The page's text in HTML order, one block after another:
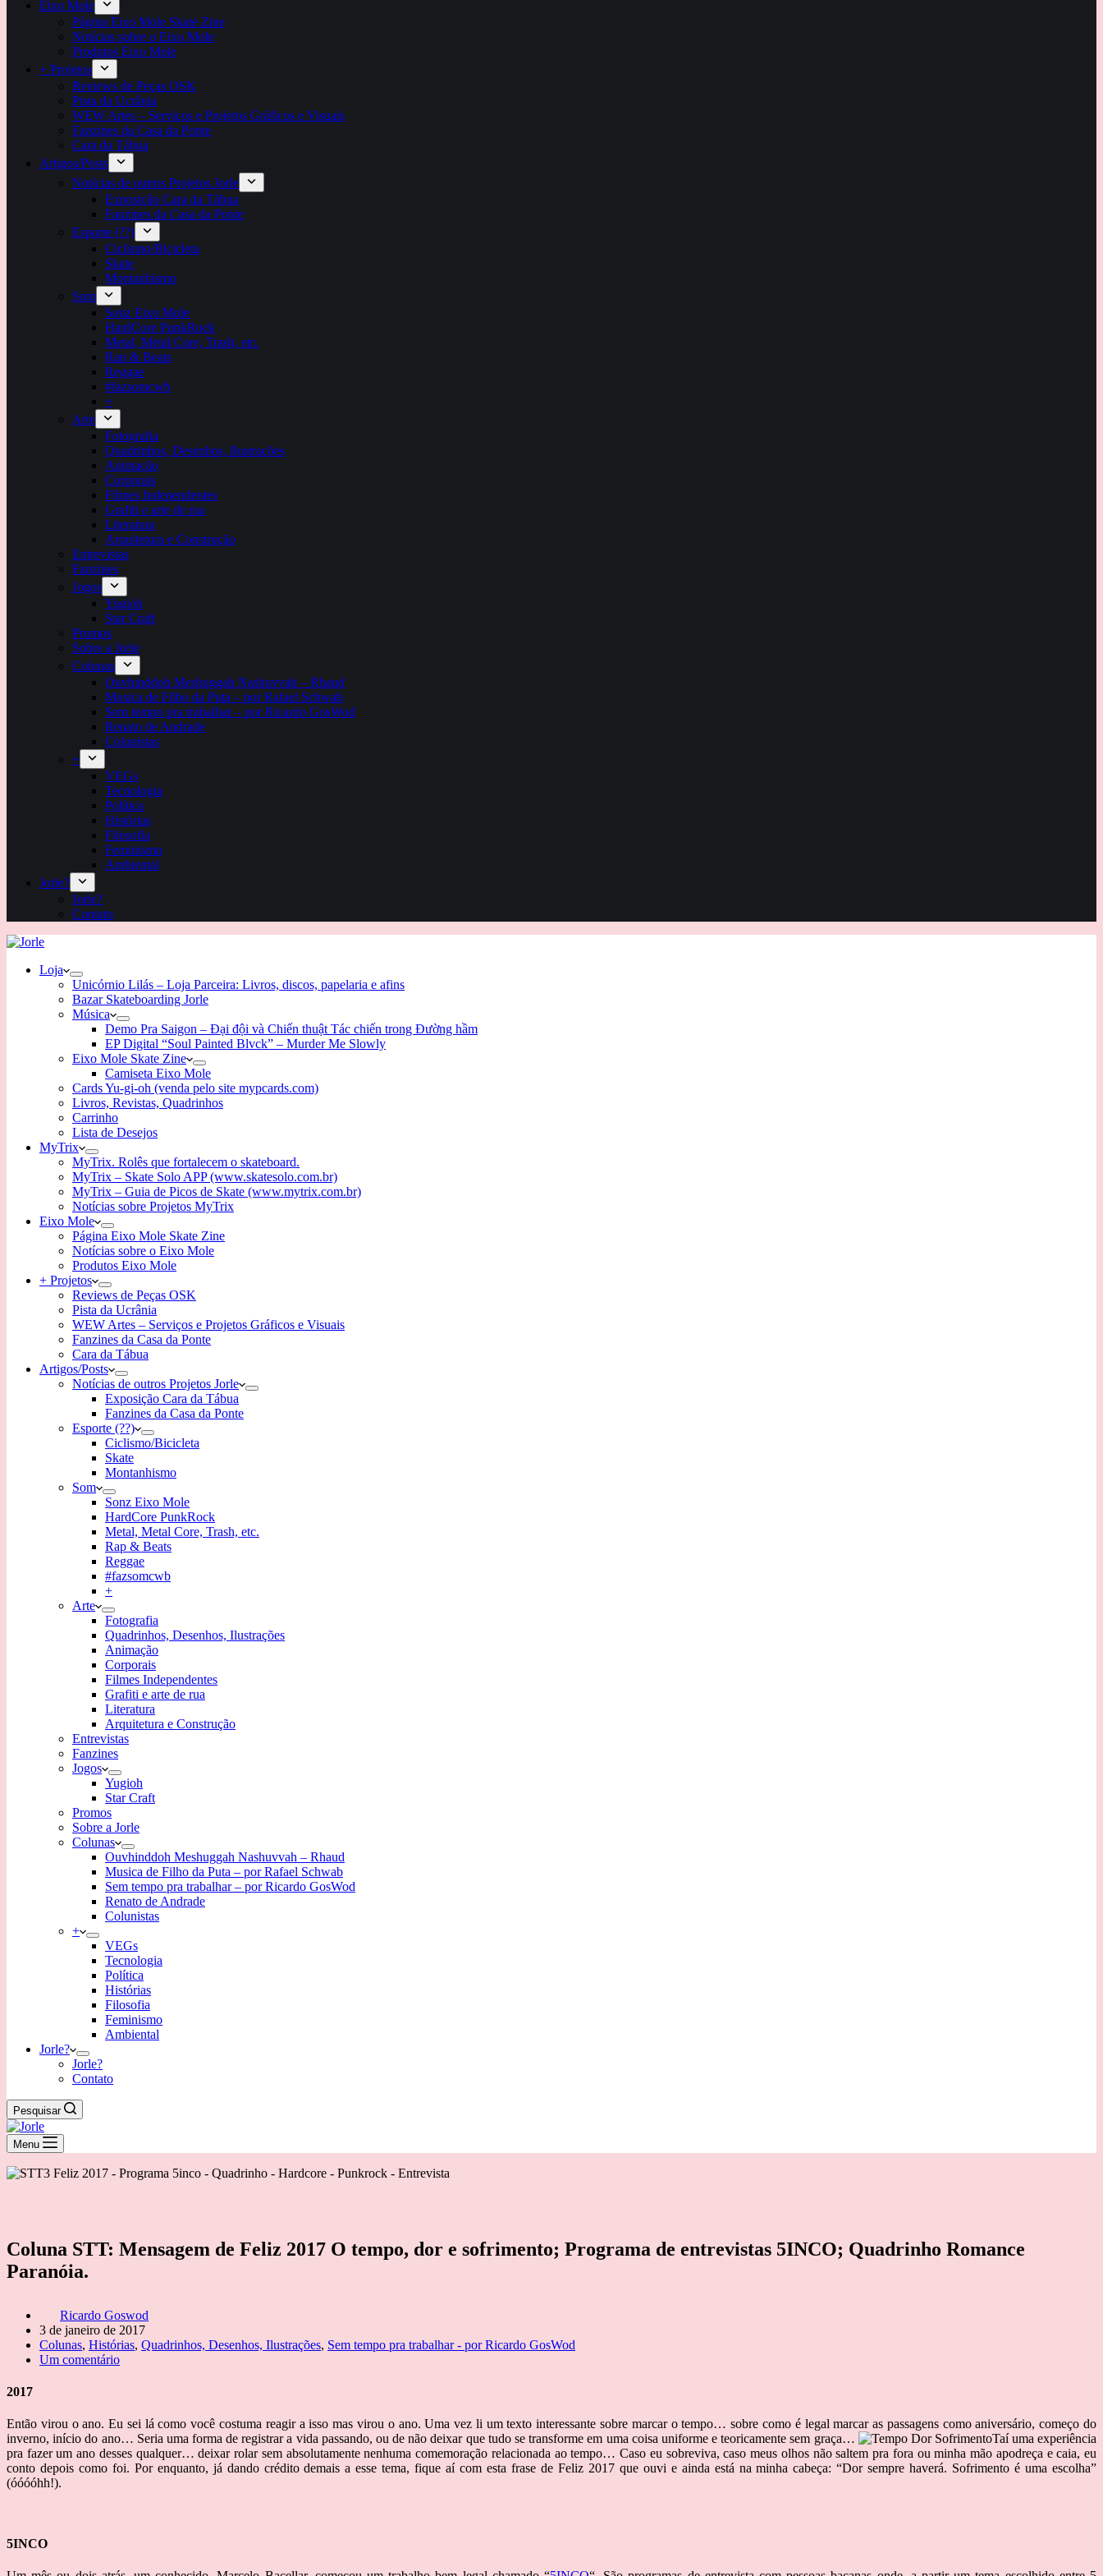
Eixo Mole
Página Eixo Mole Skate Zine
Notícias sobre o Eixo Mole
Produtos Eixo Mole
+ Projetos
Reviews de Peças OSK
Pista da Ucrânia
WEW Artes – Serviços e Projetos Gráficos e Visuais
Fanzines da Casa da Ponte
Cara da Tábua
Artigos/Posts
Notícias de outros Projetos Jorle
Exposição Cara da Tábua
Fanzines da Casa da Ponte
Esporte (??)
Ciclismo/Bicicleta
Skate
Montanhismo
Som
Sonz Eixo Mole
HardCore PunkRock
Metal, Metal Core, Trash, etc.
Rap & Beats
Reggae
#fazsomcwb
+
Arte
Fotografia
Quadrinhos, Desenhos, Ilustrações
Animação
Corporais
Filmes Independentes
Grafiti e arte de rua
Literatura
Arquitetura e Construção
Entrevistas
Fanzines
Jogos
Yugioh
Star Craft
Promos
Sobre a Jorle
Colunas
Ouvhinddoh Meshuggah Nashuvvah – Rhaud
Musica de Filho da Puta – por Rafael Schwab
Sem tempo pra trabalhar – por Ricardo GosWod
Renato de Andrade
Colunistas
+
VEGs
Tecnologia
Política
Histórias
Filosofia
Feminismo
Ambiental
Jorle?
Jorle?
Contato
Loja
Unicórnio Lilás – Loja Parceira: Livros, discos, papelaria e afins
Bazar Skateboarding Jorle
Música
Demo Pra Saigon – Đại đội và Chiến thuật Tác chiến trong Đường hầm
EP Digital “Soul Painted Blvck” – Murder Me Slowly
Eixo Mole Skate Zine
Camiseta Eixo Mole
Cards Yu-gi-oh (venda pelo site mypcards.com)
Livros, Revistas, Quadrinhos
Carrinho
Lista de Desejos
MyTrix
MyTrix. Rolês que fortalecem o skateboard.
MyTrix – Skate Solo APP (www.skatesolo.com.br)
MyTrix – Guia de Picos de Skate (www.mytrix.com.br)
Notícias sobre Projetos MyTrix
Eixo Mole
Página Eixo Mole Skate Zine
Notícias sobre o Eixo Mole
Produtos Eixo Mole
+ Projetos
Reviews de Peças OSK
Pista da Ucrânia
WEW Artes – Serviços e Projetos Gráficos e Visuais
Fanzines da Casa da Ponte
Cara da Tábua
Artigos/Posts
Notícias de outros Projetos Jorle
Exposição Cara da Tábua
Fanzines da Casa da Ponte
Esporte (??)
Ciclismo/Bicicleta
Skate
Montanhismo
Som
Sonz Eixo Mole
HardCore PunkRock
Metal, Metal Core, Trash, etc.
Rap & Beats
Reggae
#fazsomcwb
+
Arte
Fotografia
Quadrinhos, Desenhos, Ilustrações
Animação
Corporais
Filmes Independentes
Grafiti e arte de rua
Literatura
Arquitetura e Construção
Entrevistas
Fanzines
Jogos
Yugioh
Star Craft
Promos
Sobre a Jorle
Colunas
Ouvhinddoh Meshuggah Nashuvvah – Rhaud
Musica de Filho da Puta – por Rafael Schwab
Sem tempo pra trabalhar – por Ricardo GosWod
Renato de Andrade
Colunistas
+
VEGs
Tecnologia
Política
Histórias
Filosofia
Feminismo
Ambiental
Jorle?
Jorle?
Contato
Pesquisar
Menu
Coluna STT: Mensagem de Feliz 2017 O tempo, dor e sofrimento; Programa de entrevistas 5INCO; Quadrinho Romance
Paranóia.
Ricardo Goswod
3 de janeiro de 2017
Colunas, Histórias, Quadrinhos, Desenhos, Ilustrações, Sem tempo pra trabalhar - por Ricardo GosWod
Um comentário
2017
Então virou o ano. Eu sei lá como você costuma reagir a isso mas virou o ano. Uma vez li um texto interessante sobre marcar o tempo… sobre como é legal marcar as passagens como aniversário, começo do
inverno, início do ano… Seria uma forma de registrar a vida passando, ou de não deixar que tudo se transforme em uma coisa uniforme e teoricamente sem graça…
Taí uma experiência
pra fazer um ano desses qualquer… deixar rolar sem absolutamente nenhuma comemoração relacionada ao tempo… Caso eu sobreviva, caso meus olhos não saltem pra fora ou minha mão apodreça e caia, eu
conto depois como foi. Por enquanto, já dando crédito demais a esse tema, fique aí com esta frase de Feliz 2017 que ouvi e ainda está na minha cabeça: “Dor sempre haverá. Sofrimento é uma escolha”
(óóóóhh!).
5INCO